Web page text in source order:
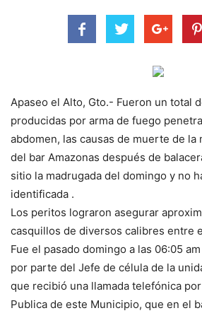
Apaseo el Alto, Gto.- Fueron un total
producidas por arma de fuego
abdomen, las causas de muerte de
del bar Amazonas después de
sitio la madrugada del domingo y no
identificada .
Los peritos lograron asegurar
casquillos de diversos calibres entre
Fue el pasado domingo a las 06:05
por parte del Jefe de célula de la
que recibió una llamada telefónica
Publica de este Municipio, que en el